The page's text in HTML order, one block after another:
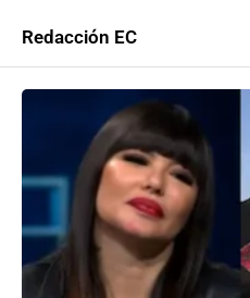
Redacción EC